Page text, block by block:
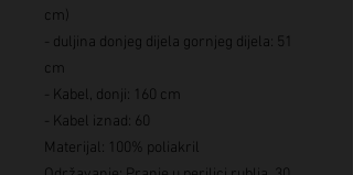
cm)
- duljina donjeg dijela gornjeg dijela: 51
cm
- Kabel, donji: 160 cm
- Kabel iznad: 60
Materijal: 100% poliakril